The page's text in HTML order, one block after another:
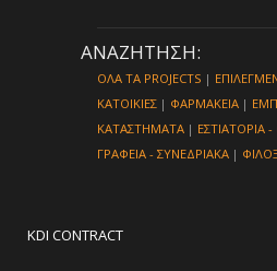
ΑΝΑΖΗΤΗΣΗ:
ΟΛΑ ΤΑ PROJECTS |
ΚΑΤΟΙΚΙΕΣ | ΦΑΡΜΑΚΕΙΑ |
ΚΑΤΑΣΤΗΜΑΤΑ | ΕΣΤΙΑΤΟΡΙΑ
ΓΡΑΦΕΙΑ - ΣΥΝΕΔΡΙΑΚΑ |
KDI CONTRACT